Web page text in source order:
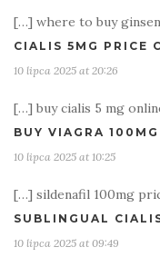
[…] where to buy
CIALIS 5MG PRICE
10 lipca 2025 at 20:26
[…] buy cialis 5 mg
BUY VIAGRA 100MG
10 lipca 2025 at 10:25
[…] sildenafil 100mg
SUBLINGUAL
10 lipca 2025 at 09:49